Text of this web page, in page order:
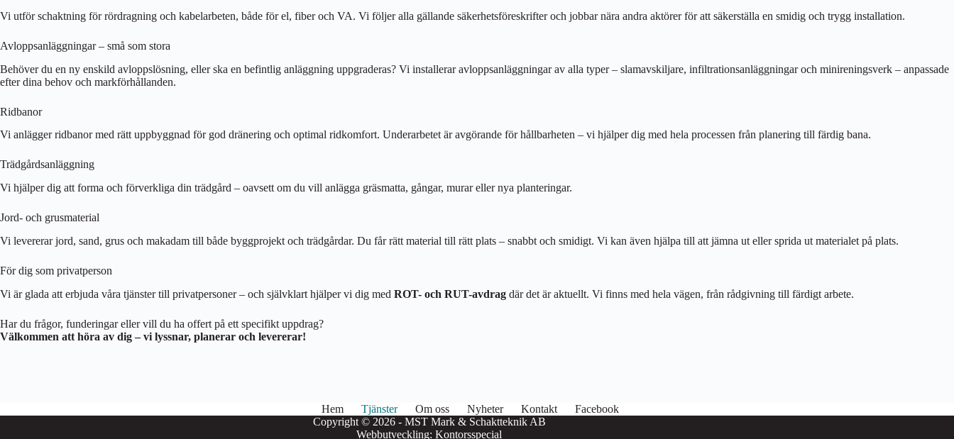
Vi utför schaktning för rördragning och kabelarbeten, både för el, fiber och VA. Vi följer alla gällande säkerhetsföreskrifter och jobbar nära andra aktörer för att säkerställa en smidig och trygg installation.
Avloppsanläggningar – små som stora
Behöver du en ny enskild avloppslösning, eller ska en befintlig anläggning uppgraderas? Vi installerar avloppsanläggningar av alla typer – slamavskiljare, infiltrationsanläggningar och minireningsverk – anpassade
efter dina behov och markförhållanden.
Ridbanor
Vi anlägger ridbanor med rätt uppbyggnad för god dränering och optimal ridkomfort. Underarbetet är avgörande för hållbarheten – vi hjälper dig med hela processen från planering till färdig bana.
Trädgårdsanläggning
Vi hjälper dig att forma och förverkliga din trädgård – oavsett om du vill anlägga gräsmatta, gångar, murar eller nya planteringar.
Jord- och grusmaterial
Vi levererar jord, sand, grus och makadam till både byggprojekt och trädgårdar. Du får rätt material till rätt plats – snabbt och smidigt. Vi kan även hjälpa till att jämna ut eller sprida ut materialet på plats.
För dig som privatperson
Vi är glada att erbjuda våra tjänster till privatpersoner – och självklart hjälper vi dig med ROT- och RUT-avdrag där det är aktuellt. Vi finns med hela vägen, från rådgivning till färdigt arbete.
Har du frågor, funderingar eller vill du ha offert på ett specifikt uppdrag?
Välkommen att höra av dig – vi lyssnar, planerar och levererar!
Hem Tjänster Om oss Nyheter Kontakt
Facebook
Copyright © 2026 - MST Mark & Schaktteknik AB
Webbutveckling:Kontorsspecial